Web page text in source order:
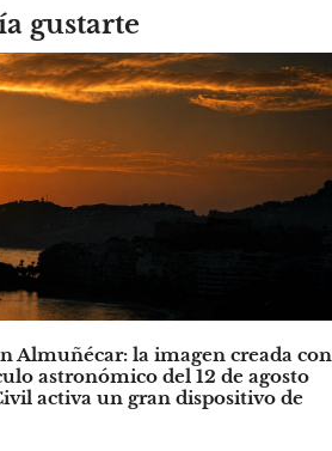
gustarte
Almuñécar: la imagen creada con
astronómico del 12 de agosto
activa un gran dispositivo de